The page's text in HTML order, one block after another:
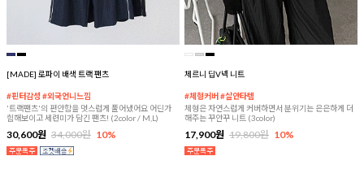
[MADE] 로파이 배색 트랙 팬츠
#핀터감성 #외국언니느낌
'트랙팬츠'의 편안함을 멋스럽게 풀어냈어요 어딘가
힙해보이고 세련미가 담긴 팬츠! (2color / M,L)
30,600원 34,000원 10%
체르니 딥V넥 니트
#체형커버 #살안타템
체형은 자연스럽게 커버하면서 분위기는 은은하게 더
해주는 꾸안꾸 니트 (3color)
17,900원 19,800원 10%